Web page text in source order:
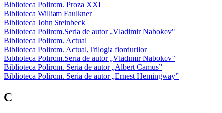
Biblioteca Polirom. Proza XXI
Biblioteca William Faulkner
Biblioteca John Steinbeck
Biblioteca Polirom.Seria de autor „Vladimir Nabokov"
Biblioteca Polirom. Actual
Biblioteca Polirom. Actual,Trilogia fiordurilor
Biblioteca Polirom.Seria de autor „Vladimir Nabokov”
Biblioteca Polirom. Seria de autor „Albert Camus”
Biblioteca Polirom. Seria de autor „Ernest Hemingway”
C